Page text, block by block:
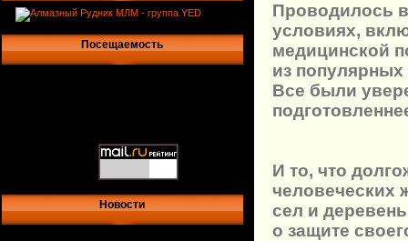
Посещаемость
Новости
Проводилось
условиях,
медицинской
из
Все были
И то, что
человеческих
сел и
о защите